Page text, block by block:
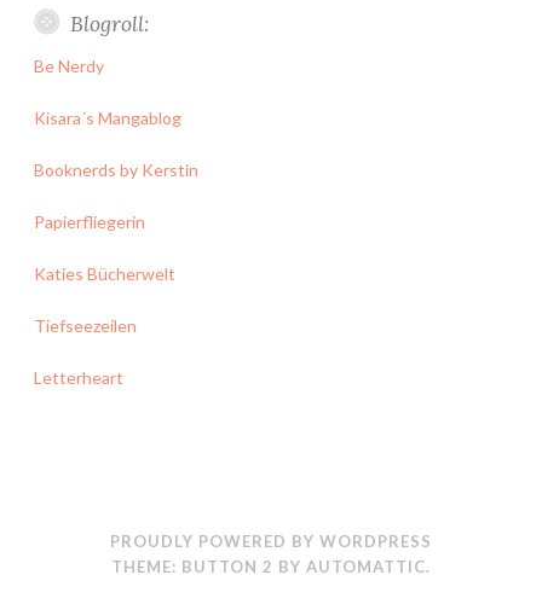
Blogroll:
Be Nerdy
Kisara´s Mangablog
Booknerds by Kerstin
Papierfliegerin
Katies Bücherwelt
Tiefseezeilen
Letterheart
PROUDLY POWERED BY WORDPRESS
THEME: BUTTON 2 BY AUTOMATTIC.